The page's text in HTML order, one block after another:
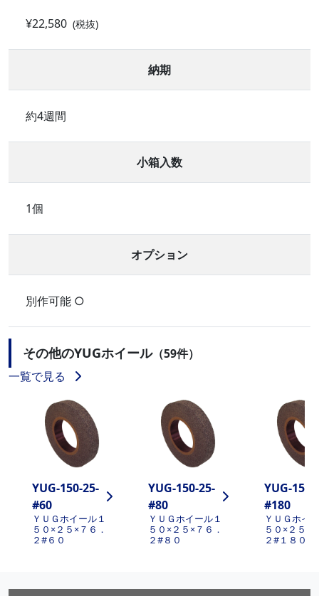
¥22,580 (税抜)
納期
約4週間
小箱入数
1個
オプション
別作可能 ○
その他のYUGホイール（59件）
一覧で見る
YUG-150-25-
#60
ＹＵＧホイール１
５０×２５×７６．
２#６０
YUG-150-25-
#80
ＹＵＧホイール１
５０×２５×７６．
２#８０
YUG-150-
#180
ＹＵＧホイ
５０×２５×
２#１８０